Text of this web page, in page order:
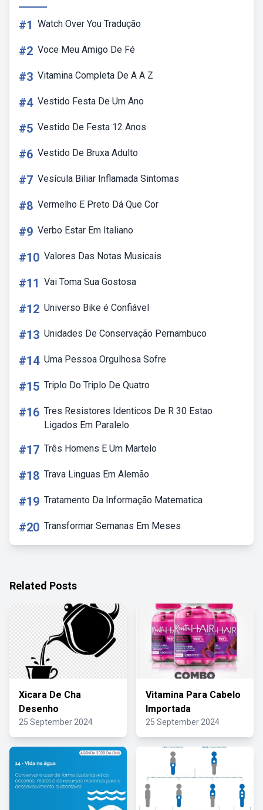
#1 Watch Over You Tradução
#2 Voce Meu Amigo De Fé
#3 Vitamina Completa De A A Z
#4 Vestido Festa De Um Ano
#5 Vestido De Festa 12 Anos
#6 Vestido De Bruxa Adulto
#7 Vesícula Biliar Inflamada Sintomas
#8 Vermelho E Preto Dá Que Cor
#9 Verbo Estar Em Italiano
#10 Valores Das Notas Musicais
#11 Vai Toma Sua Gostosa
#12 Universo Bike é Confiável
#13 Unidades De Conservação Pernambuco
#14 Uma Pessoa Orgulhosa Sofre
#15 Triplo Do Triplo De Quatro
#16 Tres Resistores Identicos De R 30 Estao
Ligados Em Paralelo
#17 Três Homens E Um Martelo
#18 Trava Linguas Em Alemão
#19 Tratamento Da Informação Matematica
#20 Transformar Semanas Em Meses
Related Posts
Xicara De Cha
Desenho
25 September 2024
Vitamina Para Cabelo
Importada
25 September 2024